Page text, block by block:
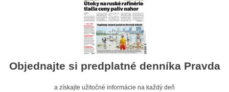
Objednajte si predplatné denníka Pravda
a získajte užitočné informácie na každý deň